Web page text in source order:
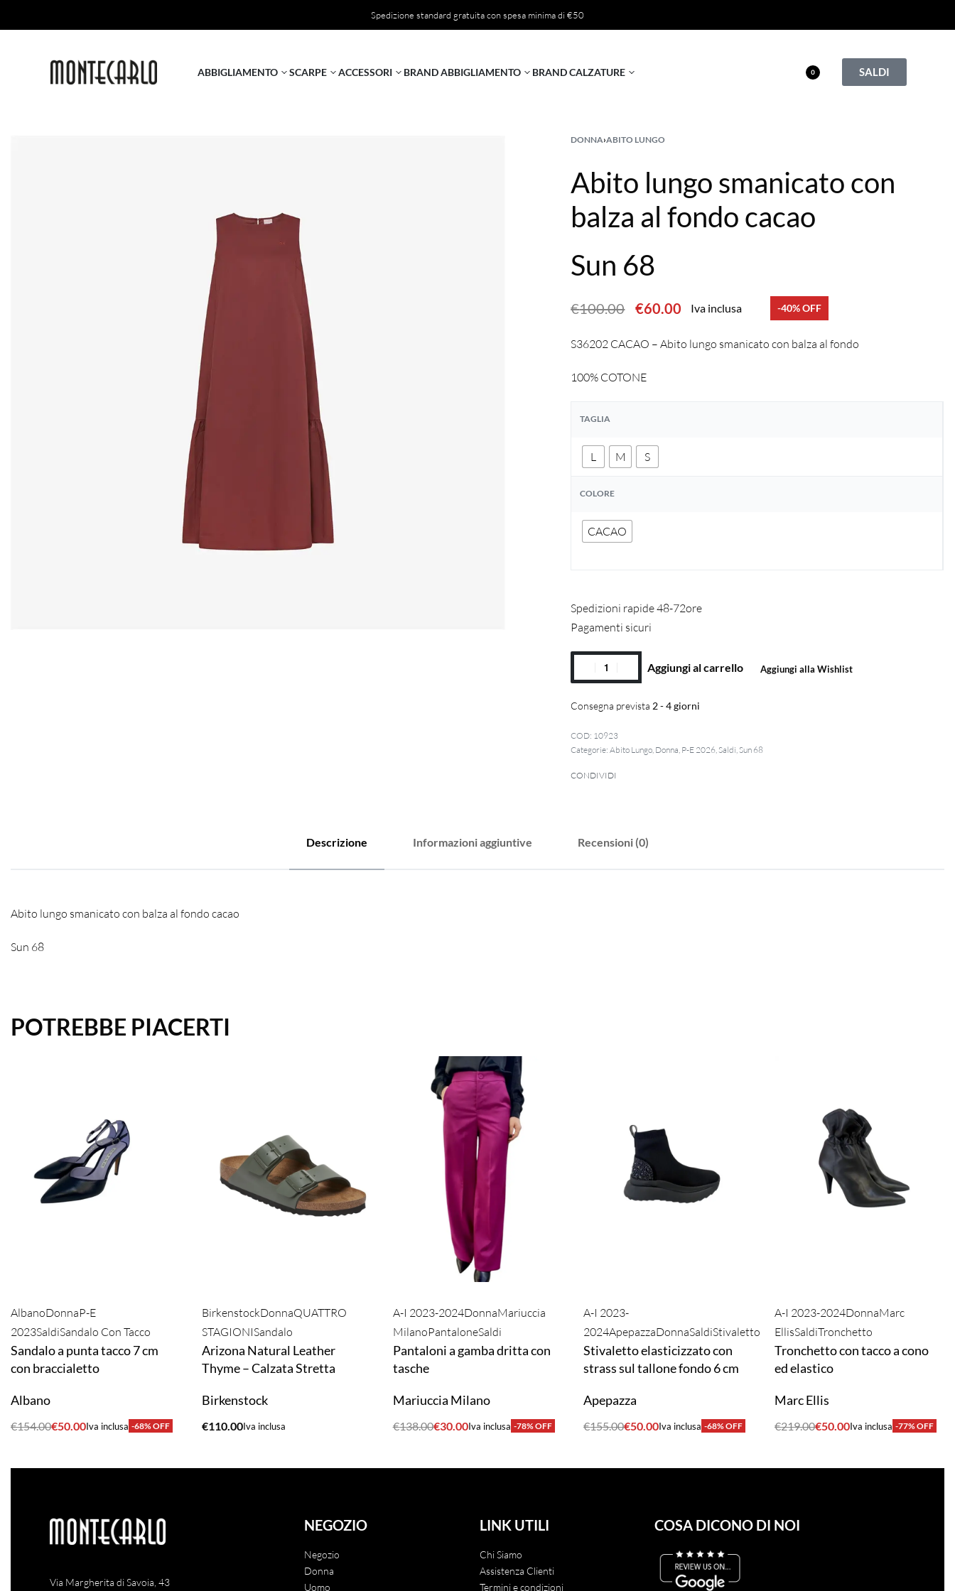
Spedizione standard gratuita con spesa minima di €50
ABBIGLIAMENTO SCARPE ACCESSORI BRAND ABBIGLIAMENTO BRAND CALZATURE 0 SALDI
DONNA›ABITO LUNGO
Abito lungo smanicato con
balza al fondo cacao
Sun 68
€100.00 €60.00 Iva inclusa -40% OFF
S36202 CACAO – Abito lungo smanicato con balza al fondo
100% COTONE
TAGLIA
L M S
COLORE
CACAO
Spedizioni rapide 48-72ore
Pagamenti sicuri
Aggiungi al carrello Aggiungi alla Wishlist
Consegna prevista 2 - 4 giorni
10923
Categorie:Abito Lungo, Donna, P-E 2026,Saldi,Sun 68
CONDIVIDI
Descrizione Informazioni aggiuntive Recensioni (0)
Abito lungo smanicato con balza al fondo cacao
Sun 68
POTREBBE PIACERTI
AlbanoDonnaP-E
2023SaldiSandalo Con Tacco
Sandalo a punta tacco 7 cm
con braccialetto
Albano
€154.00€50.00Iva inclusa -68% OFF
BirkenstockDonnaQUATTRO
STAGIONISandalo
Arizona Natural Leather
Thyme – Calzata Stretta
Birkenstock
€110.00Iva inclusa
A-I 2023-2024DonnaMariuccia
MilanoPantaloneSaldi
Pantaloni a gamba dritta con
tasche
Mariuccia Milano
€138.00€30.00Iva inclusa -78% OFF
A-I 2023-
2024ApepazzaDonnaSaldiStivaletto
Stivaletto elasticizzato con
strass sul tallone fondo 6 cm
Apepazza
€155.00€50.00Iva inclusa -68% OFF
A-I 2023-2024DonnaMarc
EllisSaldiTronchetto
Tronchetto con tacco a cono
ed elastico
Marc Ellis
€219.00€50.00Iva inclusa -77% OFF
Via Margherita di Savoia, 43
NEGOZIO
Negozio
Donna
Uomo
LINK UTILI
Chi Siamo
Assistenza Clienti
Termini e condizioni
COSA DICONO DI NOI